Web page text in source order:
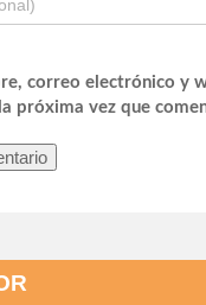
correo electrónico y
próxima vez que